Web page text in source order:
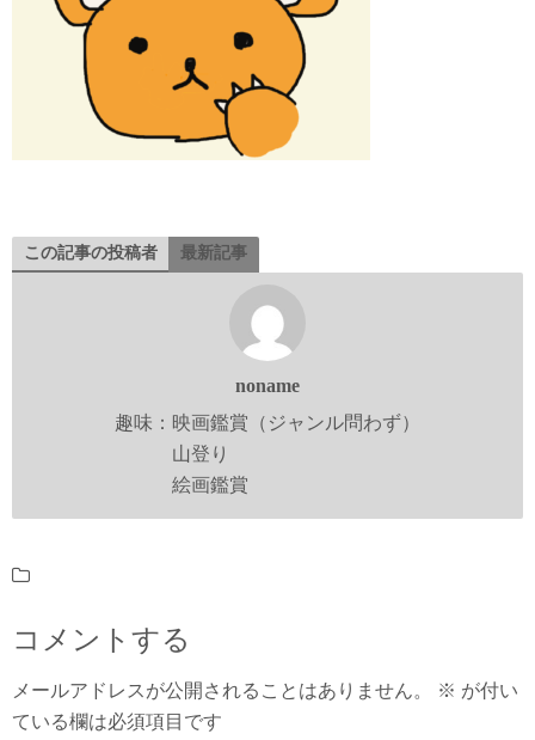
この記事の投稿者 最新記事
noname
趣味：映画鑑賞（ジャンル問わず）
山登り
絵画鑑賞
コメントする
メールアドレスが公開されることはありません。 ※ が付い
ている欄は必須項目です